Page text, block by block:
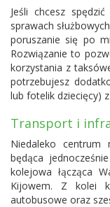
Jeśli chcesz
sprawach
poruszanie się po
Rozwiązanie to
korzystania z
potrzebujesz
lub fotelik dziecięcy)
Transport i
Niedaleko
będąca
kolejowa łącząca
Kijowem. Z kolei
autobusowe oraz